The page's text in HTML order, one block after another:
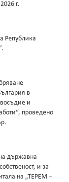
г.
Република
в
и
проведено
държавна
и за
на „ТЕРЕМ –